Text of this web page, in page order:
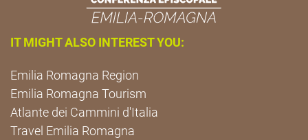
IT MIGHT ALSO INTEREST YOU:
Emilia Romagna Region
Emilia Romagna Tourism
Atlante dei Cammini d'Italia
Travel Emilia Romagna